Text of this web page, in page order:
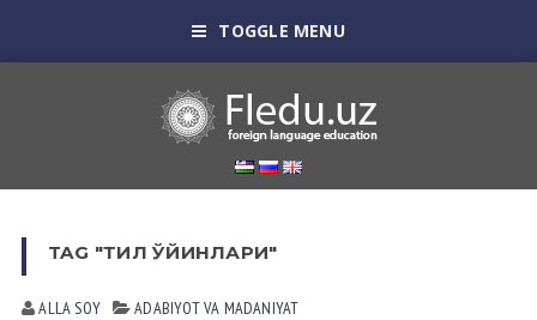
TOGGLE MENU
TAG "ТИЛ ЎЙИНЛАРИ"
ALLA SOY АDАBIYOT VА MАDАNIYAT